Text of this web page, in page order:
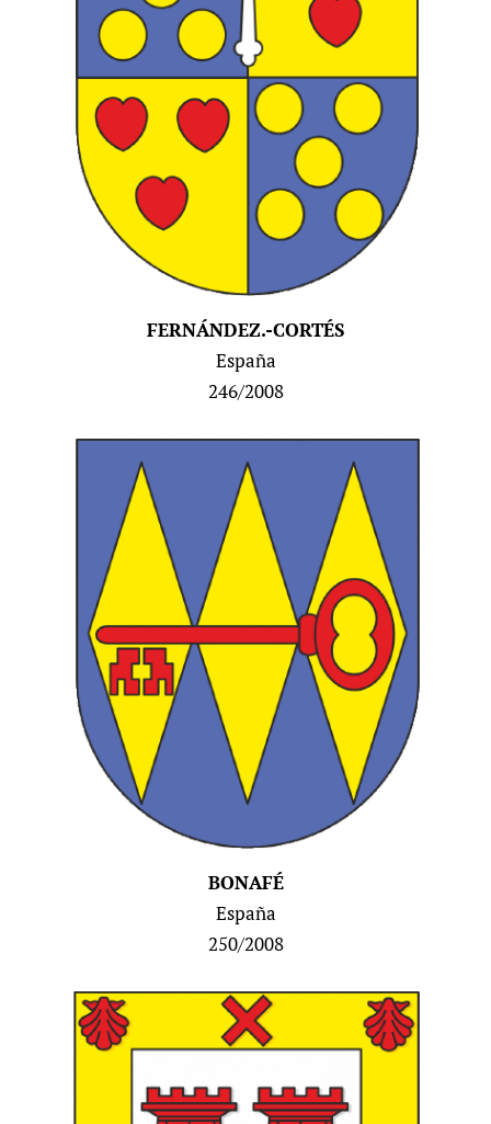
FERNÁNDEZ.-CORTÉS
España
246/2008
BONAFÉ
España
250/2008